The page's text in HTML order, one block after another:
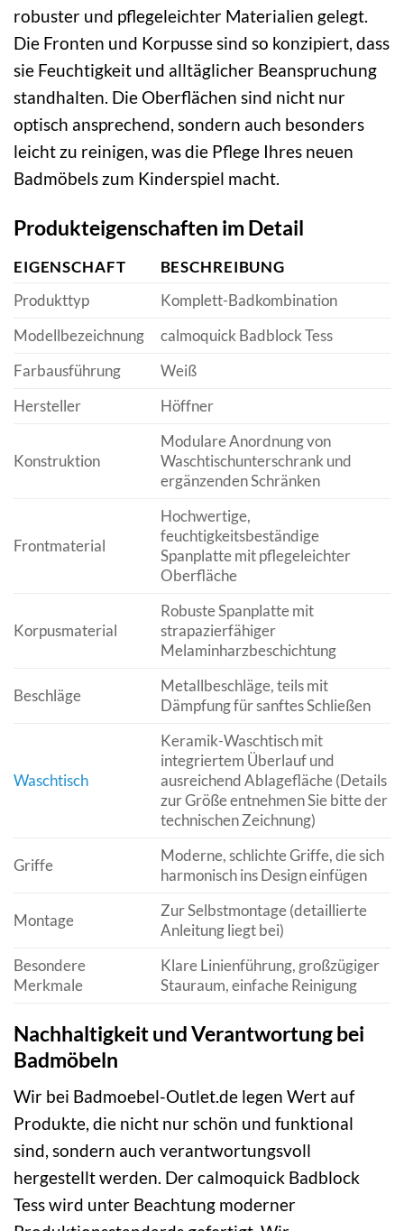
robuster und pflegeleichter Materialien gelegt.
Die Fronten und Korpusse sind so konzipiert, dass
sie Feuchtigkeit und alltäglicher Beanspruchung
standhalten. Die Oberflächen sind nicht nur
optisch ansprechend, sondern auch besonders
leicht zu reinigen, was die Pflege Ihres neuen
Badmöbels zum Kinderspiel macht.
Produkteigenschaften im Detail
EIGENSCHAFT
BESCHREIBUNG
Produkttyp
Komplett-Badkombination
Modellbezeichnung
calmoquick Badblock Tess
Farbausführung
Weiß
Hersteller
Höffner
Konstruktion
Modulare Anordnung von
Waschtischunterschrank und
ergänzenden Schränken
Frontmaterial
Hochwertige,
feuchtigkeitsbeständige
Spanplatte mit pflegeleichter
Oberfläche
Korpusmaterial
Robuste Spanplatte mit
strapazierfähiger
Melaminharzbeschichtung
Beschläge
Metallbeschläge, teils mit
Dämpfung für sanftes Schließen
Waschtisch
Keramik-Waschtisch mit
integriertem Überlauf und
ausreichend Ablagefläche (Details
zur Größe entnehmen Sie bitte der
technischen Zeichnung)
Griffe
Moderne, schlichte Griffe, die sich
harmonisch ins Design einfügen
Montage
Zur Selbstmontage (detaillierte
Anleitung liegt bei)
Besondere
Merkmale
Klare Linienführung, großzügiger
Stauraum, einfache Reinigung
Nachhaltigkeit und Verantwortung bei
Badmöbeln
Wir bei Badmoebel-Outlet.de legen Wert auf
Produkte, die nicht nur schön und funktional
sind, sondern auch verantwortungsvoll
hergestellt werden. Der calmoquick Badblock
Tess wird unter Beachtung moderner